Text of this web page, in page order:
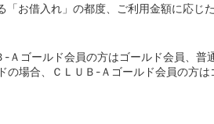
お借入れ」の都度、ご利用金額に応じ
-Ａゴールド会員の方はゴールド会員、
場合、ＣＬＵＢ-Ａゴールド会員の方